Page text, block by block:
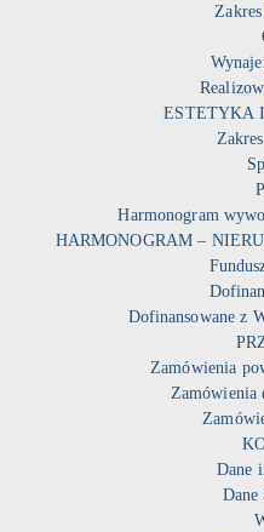
ESTETYKA
Harmonogram
HARMONOGRAM –
Dofinansowane z
Zamówienia
Zamówienia
Dane
Dane